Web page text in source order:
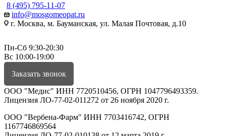
8 (495) 795-11-07
info@mosgomeopat.ru
г. Москва, м. Бауманская, ул. Малая Почтовая, д.10
Пн-Сб 9:30-20:30
Вс 10:00-19:00
Заказать звонок
ООО "Медис" ИНН 7720510456, ОГРН 1047796493359.
Лицензия ЛО-77-02-011272 от 26 ноября 2020 г.
ООО "Вербена-Фарм" ИНН 7703416742, ОГРН
1167746869564